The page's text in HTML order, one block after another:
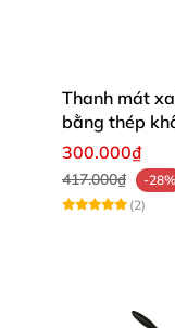
Thanh mát
bằng thép
300.000₫
417.000₫
-28%
(2)